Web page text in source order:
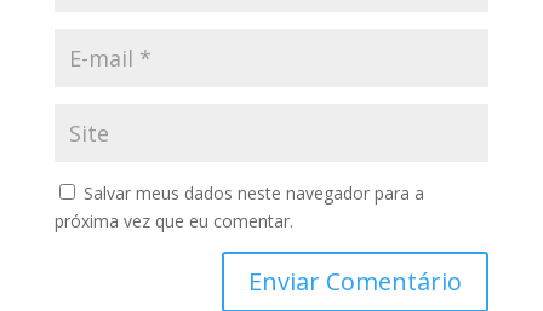
Salvar meus dados neste navegador para a
próxima vez que eu comentar.